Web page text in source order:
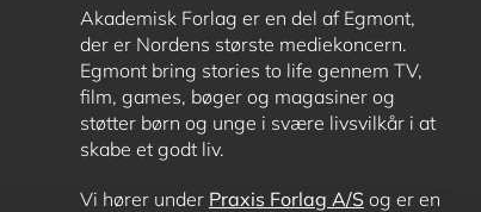
Akademisk Forlag er en del af Egmont,
der er Nordens største mediekoncern.
Egmont bring stories to life gennem TV,
film, games, bøger og magasiner og
støtter børn og unge i svære livsvilkår i at
skabe et godt liv.
Vi hører under Praxis Forlag A/S og er en